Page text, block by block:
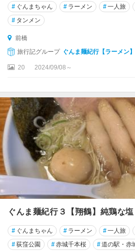
# ぐんまちゃん # ラーメン #一人旅
# タンメン
前橋
旅行記グループ ぐんま麺紀行【ラーメン】
20 2024/09/08～
ぐんま麺紀行３【翔鶴】純鶏な
# ぐんまちゃん # ラーメン #一人旅
#荻窪公園 #赤城千本桜 #道の駅・赤